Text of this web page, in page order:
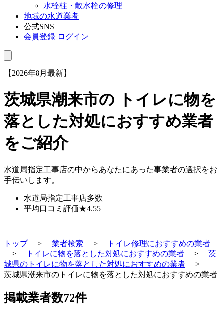
水栓柱・散水栓の修理
地域の水道業者
公式SNS
会員登録 ログイン
【2026年8月最新】
茨城県潮来市の トイレに物を
落とした対処におすすめ業者
をご紹介
水道局指定工事店の中からあなたにあった事業者の選択をお
手伝いします。
水道局指定工事店多数
平均口コミ評価★4.55
トップ> 業者検索 >
トイレ修理におすすめの業者
>
トイレに物を落とした対処におすすめの業者 > 茨
城県のトイレに物を落とした対処におすすめの業者 >
茨城県潮来市のトイレに物を落とした対処におすすめの業者
掲載業者数72件